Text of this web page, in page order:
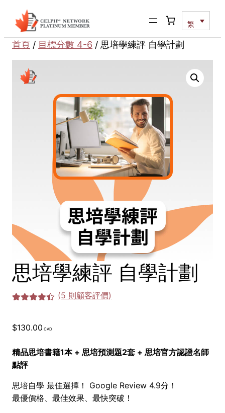
主
繁
首頁 / 目標分數 4-6 / 思培學練評 自學計劃
思培學練評 自學計劃
位顧客進
行評分
(5 則顧客評價)
$130.00
精品思培書籍1本 + 思培預測題2套 + 思培官方認證名師
點評
思培自學 最佳選擇！ Google Review 4.9分！
最優價格、最佳效果、最快突破！